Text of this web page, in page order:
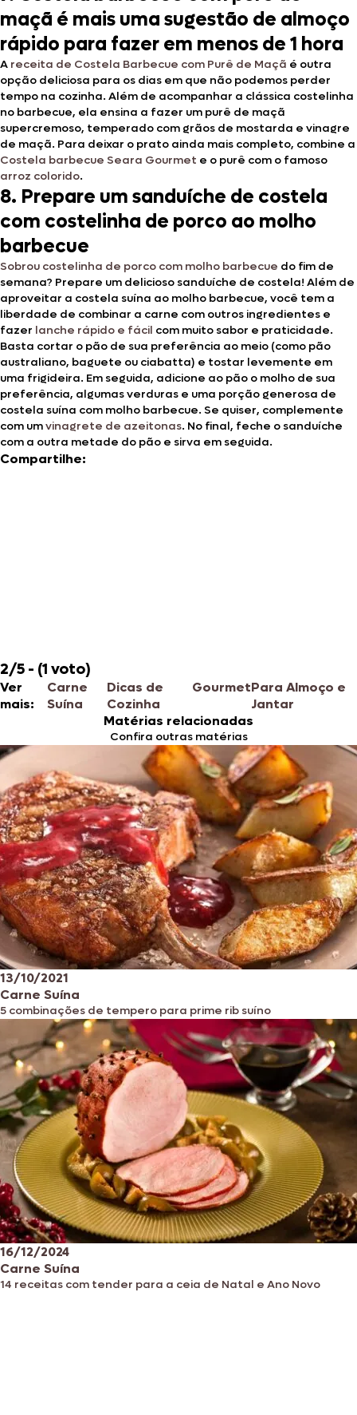
maçã é mais uma sugestão de almoço
rápido para fazer em menos de 1 hora
A receita de Costela Barbecue com Purê de Maçã é outra
opção deliciosa para os dias em que não podemos perder
tempo na cozinha. Além de acompanhar a clássica costelinha
no barbecue, ela ensina a fazer um purê de maçã
supercremoso, temperado com grãos de mostarda e vinagre
de maçã. Para deixar o prato ainda mais completo, combine a
Costela barbecue Seara Gourmet e o purê com o famoso
arroz colorido.
8. Prepare um sanduíche de costela
com costelinha de porco ao molho
barbecue
Sobrou costelinha de porco com molho barbecue do fim de
semana? Prepare um delicioso sanduíche de costela! Além de
aproveitar a costela suína ao molho barbecue, você tem a
liberdade de combinar a carne com outros ingredientes e
fazer lanche rápido e fácil com muito sabor e praticidade.
Basta cortar o pão de sua preferência ao meio (como pão
australiano, baguete ou ciabatta) e tostar levemente em
uma frigideira. Em seguida, adicione ao pão o molho de sua
preferência, algumas verduras e uma porção generosa de
costela suína com molho barbecue. Se quiser, complemente
com umvinagrete de azeitonas. No final, feche o sanduíche
com a outra metade do pão e sirva em seguida.
Compartilhe:
2/5 - (1 voto)
Ver
mais:
Carne
Suína
Dicas de
Cozinha
GourmetPara Almoço e
Jantar
Matérias relacionadas
Confira outras matérias
13/10/2021
Carne Suína
5 combinações de tempero para prime rib suíno
16/12/2024
Carne Suína
14 receitas com tender para a ceia de Natal e Ano Novo